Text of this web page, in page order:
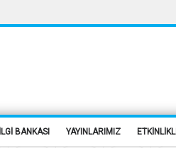
BANKASI YAYINLARIMIZ